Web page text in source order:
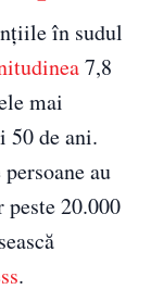
în sudul
7,8
mai
50 de ani.
au
20.000
.